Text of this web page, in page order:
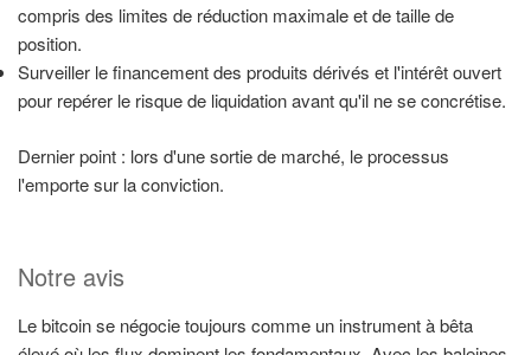
compris des limites de réduction maximale et de taille de
position.
Surveiller le financement des produits dérivés et l'intérêt ouvert
pour repérer le risque de liquidation avant qu'il ne se concrétise.
Dernier point : lors d'une sortie de marché, le processus
l'emporte sur la conviction.
Notre avis
Le bitcoin se négocie toujours comme un instrument à bêta